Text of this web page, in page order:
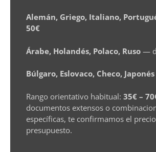
Alemán, Griego, Italiano,
50€
Árabe, Holandés, Polaco, Ruso —
Búlgaro, Eslovaco, Checo, Japonés
Rango orientativo habitual: 35€ –
documentos extensos o
específicas, te confirmamos el
presupuesto.